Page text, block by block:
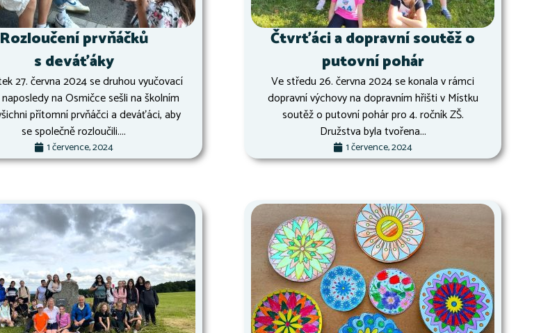
Rozloučení prvňáčků
s deváťáky
27. června 2024 se druhou vyučovací
na Osmičce sešli na školním
přítomní prvňáčci a deváťáci, aby
se společně rozloučili....
1 července, 2024
Čtvrťáci a dopravní soutěž o
putovní pohár
Ve středu 26. června 2024 se konala v rámci
dopravní výchovy na dopravním hřišti v Místku
soutěž o putovní pohár pro 4. ročník ZŠ.
Družstva byla tvořena...
1 července, 2024